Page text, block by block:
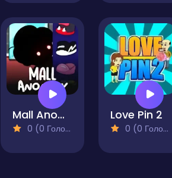
Mall Anomaly
0 (0 Голосів)
Love Pin 2
0 (0 Голосів)